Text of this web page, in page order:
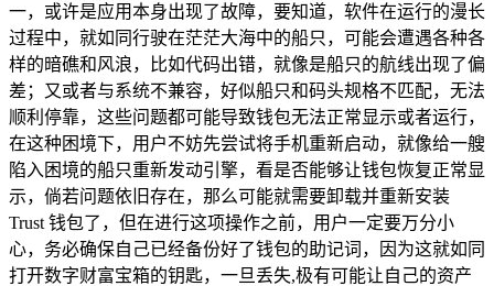
一，或许是应用本身出现了故障，要知道，软件在运行的漫长
过程中，就如同行驶在茫茫大海中的船只，可能会遭遇各种各
样的暗礁和风浪，比如代码出错，就像是船只的航线出现了偏
差；又或者与系统不兼容，好似船只和码头规格不匹配，无法
顺利停靠，这些问题都可能导致钱包无法正常显示或者运行，
在这种困境下，用户不妨先尝试将手机重新启动，就像给一艘
陷入困境的船只重新发动引擎，看是否能够让钱包恢复正常显
示，倘若问题依旧存在，那么可能就需要卸载并重新安装
Trust 钱包了，但在进行这项操作之前，用户一定要万分小
心，务必确保自己已经备份好了钱包的助记词，因为这就如同
打开数字财富宝箱的钥匙，一旦丢失,极有可能让自己的资产